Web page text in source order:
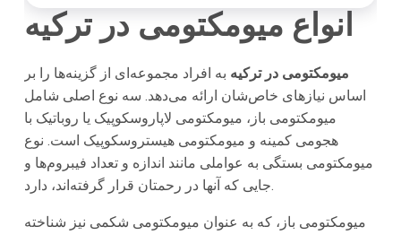
انواع میومکتومی در ترکیه
میومکتومی در ترکیه به افراد مجموعه‌ای از گزینه‌ها را بر
اساس نیازهای خاص‌شان ارائه می‌دهد. سه نوع اصلی شامل
میومکتومی باز، میومکتومی لاپاروسکوپیک یا روباتیک با
هجومی کمینه و میومکتومی هیستروسکوپیک است. نوع
میومکتومی بستگی به عواملی مانند اندازه و تعداد فیبروم‌ها و
جایی که آنها در رحمتان قرار گرفته‌اند، دارد.
میومکتومی باز، که به عنوان میومکتومی شکمی نیز شناخته